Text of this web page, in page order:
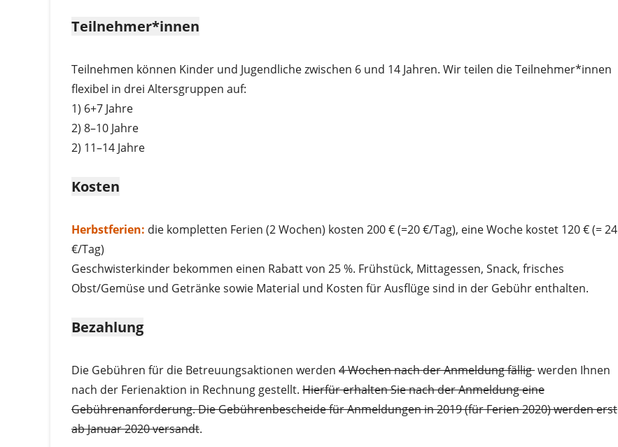
Teilnehmer*innen
Teilnehmen können Kinder und Jugendliche zwischen 6 und 14 Jahren. Wir teilen die Teilnehmer*innen
flexibel in drei Altersgruppen auf:
1) 6+7 Jahre
2) 8–10 Jahre
2) 11–14 Jahre
Kosten
Herbstferien: die kompletten Ferien (2 Wochen) kosten 200 € (=20 €/Tag), eine Woche kostet 120 € (= 24
€/Tag)
Geschwisterkinder bekommen einen Rabatt von 25 %. Frühstück, Mittagessen, Snack, frisches
Obst/Gemüse und Getränke sowie Material und Kosten für Ausflüge sind in der Gebühr enthalten.
Bezahlung
Die Gebühren für die Betreuungsaktionen werden 4 Wochen nach der Anmeldung fälligwerden Ihnen
nach der Ferienaktion in Rechnung gestellt. Hierfür erhalten Sie nach der Anmeldung eine
Gebührenanforderung. Die Gebührenbescheide für Anmeldungen in 2019 (für Ferien 2020) werden erst
ab Januar 2020 versandt.